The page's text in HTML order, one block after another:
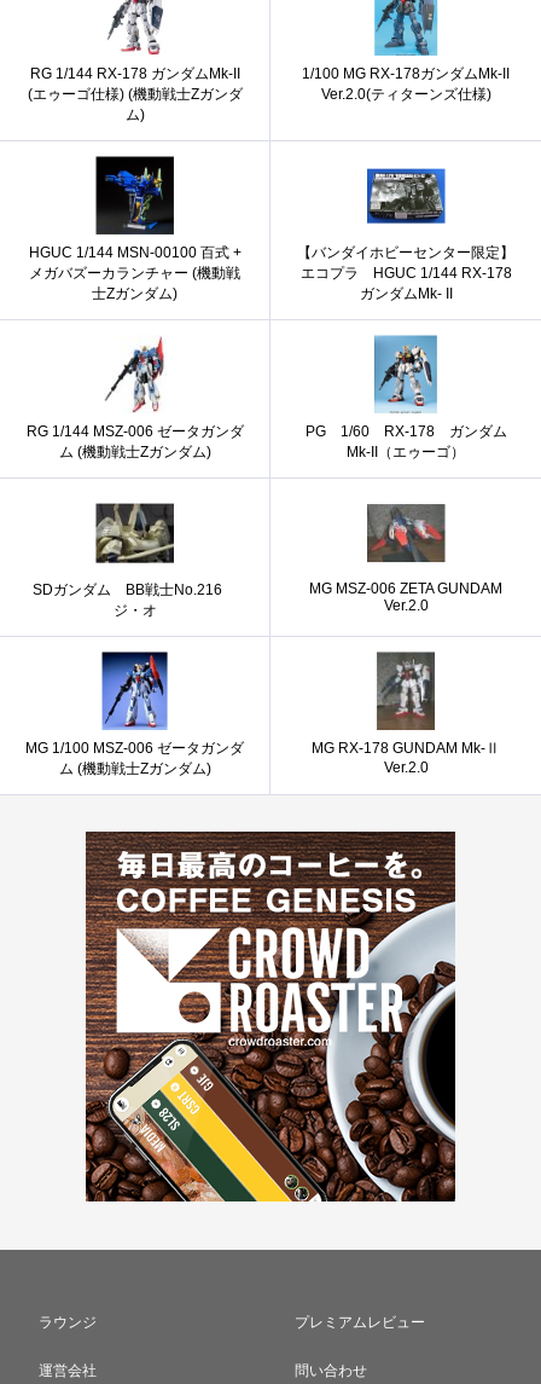
RG 1/144 RX-178 ガンダムMk-II
(エゥーゴ仕様) (機動戦士Zガンダ
ム)
1/100 MG RX-178ガンダムMk-II
Ver.2.0(ティターンズ仕様)
HGUC 1/144 MSN-00100 百式 +
メガバズーカランチャー (機動戦
士Zガンダム)
【バンダイホビーセンター限定】
エコプラ HGUC 1/144 RX-178
ガンダムMk- II
RG 1/144 MSZ-006 ゼータガンダ
ム (機動戦士Zガンダム)
PG 1/60 RX-178 ガンダム
Mk-II（エゥーゴ）
SDガンダム BB戦士No.216
ジ・オ
MG MSZ-006 ZETA GUNDAM
Ver.2.0
MG 1/100 MSZ-006 ゼータガンダ
ム (機動戦士Zガンダム)
MG RX-178 GUNDAM Mk-Ⅱ
Ver.2.0
ラウンジ プレミアムレビュー
運営会社 問い合わせ